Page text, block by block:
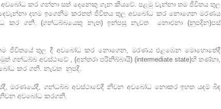
අවබෝධ කර ගන්නා සත් දෙනෙකු ගැන කියවේ. පළමු වැන්නා තම ජීවිතය තුල
දහම ඉගෙනීම කරතත් ජීවිතය තුල අවබෝධ කර නොගෙන මරණය
කර ගනී. (ගන්ධබ්බයෙකු නැත) ඉන්පසු නැවත නොඑනා (නුපදින)පස්
ජීවිතයේ තුල දී අවබෝධ කර නොගෙන, මරණය එළඹෙන මොහොතේදී
අවස්ථාවේ , (අන්තරා පරිනිබ්බායි) (intermediate state)හි තණ්හා,
කර ගනී. නැවත නුපදී.
මරණයේදී, ගන්ධබ්බ අවස්ථාවේදී නිවන අවබෝධ නොකර ඉහත යදම් බිඳ
නිවන අවබෝධ කරගනී.